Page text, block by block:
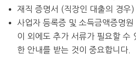
재직 증명서 (직장인 대출의 경우)
사업자 등록증 및 소득금액증명
이 외에도 추가 서류가 필요할 수
한 안내를 받는 것이 중요합니다.